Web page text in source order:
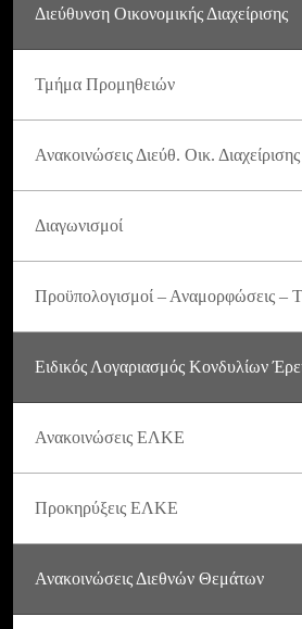
Διεύθυνση Οικονομικής Διαχείρισης
Τμήμα Προμηθειών
Ανακοινώσεις Διεύθ. Οικ. Διαχείρισης
Διαγωνισμοί
Προϋπολογισμοί – Αναμορφώσεις –
Ειδικός Λογαριασμός Κονδυλίων
Ανακοινώσεις ΕΛΚΕ
Προκηρύξεις ΕΛΚΕ
Ανακοινώσεις Διεθνών Θεμάτων